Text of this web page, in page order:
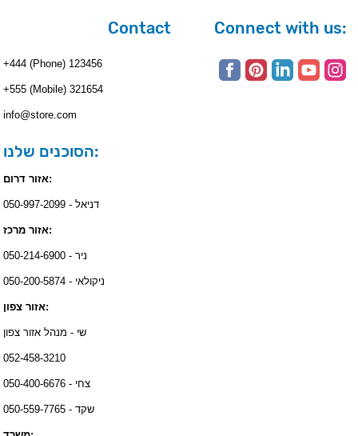
Contact
+444 (Phone) 123456
+555 (Mobile) 321654
info@store.com
הסוכנים שלנו:
אזור דרום:
דניאל - 050-997-2099
אזור מרכז:
ניר - 050-214-6900
ניקולאי - 050-200-5874
אזור צפון:
שי - מנהל אזור צפון
052-458-3210
צחי - 050-400-6676
שקד - 050-559-7765
Connect with us: